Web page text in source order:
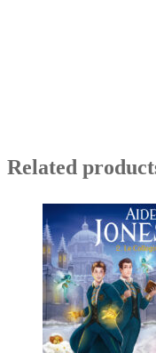
Related